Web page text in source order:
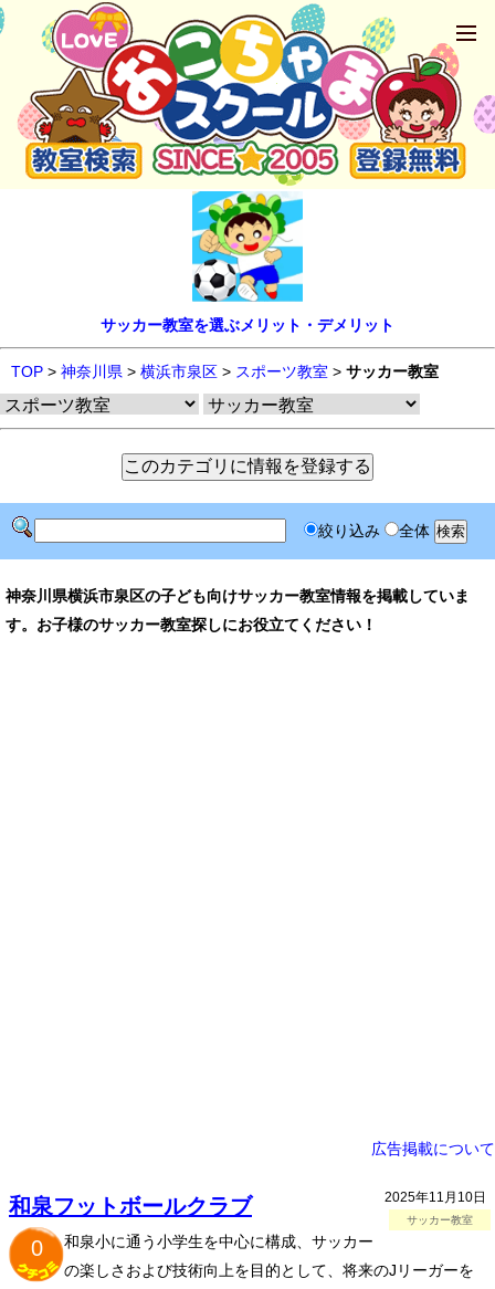
サッカー教室を選ぶメリット・デメリット
TOP > 神奈川県 > 横浜市泉区 > スポーツ教室 > サッカー教室
絞り込み 全体
神奈川県横浜市泉区の子ども向けサッカー教室情報を掲載していま
す。お子様のサッカー教室探しにお役立てください！
広告掲載について
2025年11月10日
サッカー教室
和泉フットボールクラブ
0
和泉小に通う小学生を中心に構成、サッカー
の楽しさおよび技術向上を目的として、将来のJリーガーを